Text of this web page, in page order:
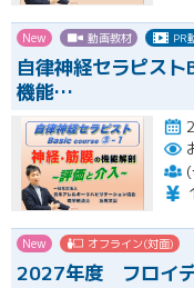
New 動画教材 PR
自律神経セラピス
機能…
New オフライン(対面)
2027年度 フロイ